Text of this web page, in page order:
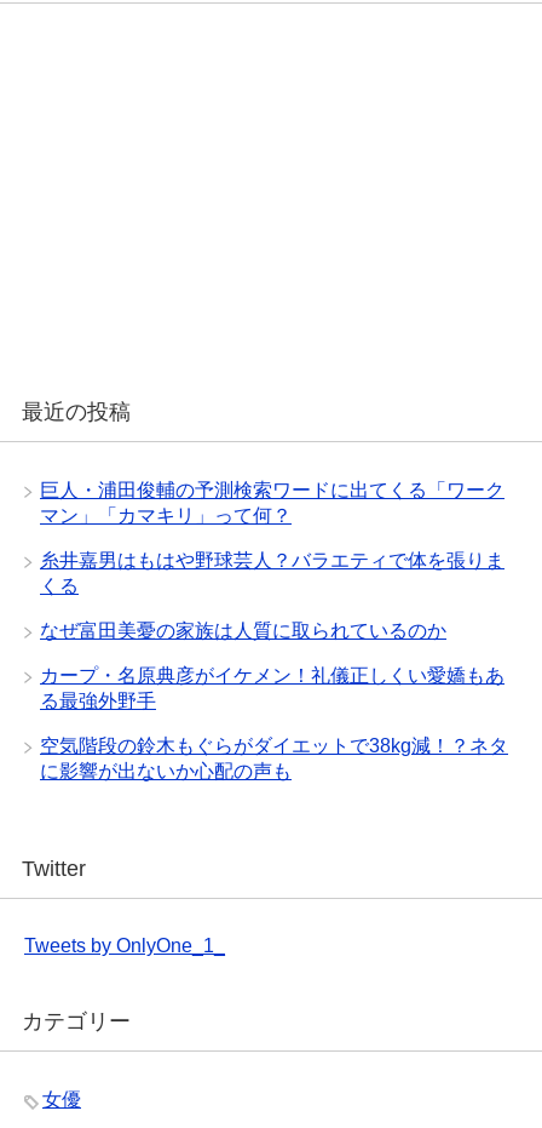
最近の投稿
巨人・浦田俊輔の予測検索ワードに出てくる「ワーク
マン」「カマキリ」って何？
糸井嘉男はもはや野球芸人？バラエティで体を張りま
くる
なぜ富田美憂の家族は人質に取られているのか
カープ・名原典彦がイケメン！礼儀正しくい愛嬌もあ
る最強外野手
空気階段の鈴木もぐらがダイエットで38kg減！？ネタ
に影響が出ないか心配の声も
Twitter
Tweets by OnlyOne_1_
カテゴリー
女優